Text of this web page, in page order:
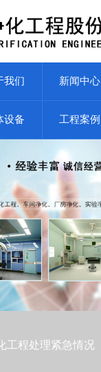
我们 新闻中心
设备 工程案例
工程处理紧急情况